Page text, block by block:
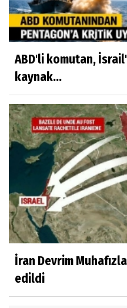
ABD'li komutan,
kaynak...
İran Devrim
edildi